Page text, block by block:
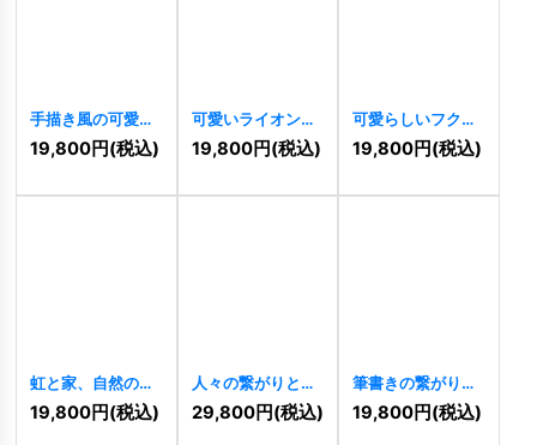
手描き風の可愛い
牛さんロゴ
10343
19,800円(税込)
可愛いライオンの
ロゴ[10312]
19,800円(税込)
可愛らしいフクロ
ウの知恵と温もり
ロゴ 10306]
19,800円(税込)
虹と家、自然の温
かいロゴ [10267 ]
19,800円(税込)
人々の繋がりと場
所を象徴するロゴ
11047 ]
29,800円(税込)
筆書きの繋がりと
無限大のロゴ
10199 ]
19,800円(税込)